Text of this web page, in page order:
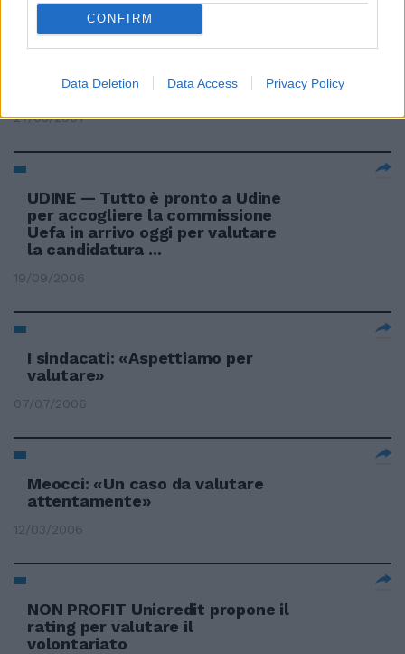
CONFIRM
Data Deletion Data Access Privacy Policy
ENI e la brasiliana Petrobras
hanno sottoscritto ieri a Brasilia
un protocollo d'intesa per
valutare ...
27/03/2007
UDINE — Tutto è pronto a Udine
per accogliere la commissione
Uefa in arrivo oggi per valutare
la candidatura ...
19/09/2006
I sindacati: «Aspettiamo per
valutare»
07/07/2006
Meocci: «Un caso da valutare
attentamente»
12/03/2006
NON PROFIT Unicredit propone il
rating per valutare il
volontariato